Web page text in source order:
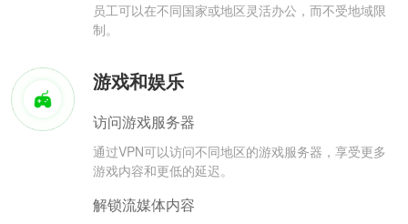
员工可以在不同国家或地区灵活办公，而不受地域限
制。
游戏和娱乐
访问游戏服务器
通过VPN可以访问不同地区的游戏服务器，享受更多
游戏内容和更低的延迟。
解锁流媒体内容